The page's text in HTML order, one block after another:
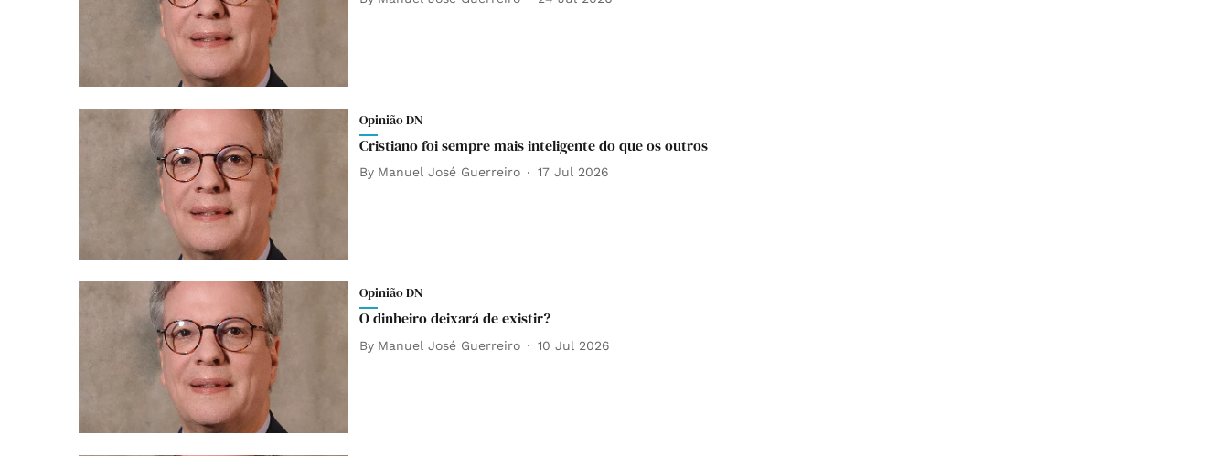
Opinião DN
Cristiano foi sempre mais inteligente do que os outros
By Manuel José Guerreiro 17 Jul 2026
Opinião DN
O dinheiro deixará de existir?
By Manuel José Guerreiro 10 Jul 2026